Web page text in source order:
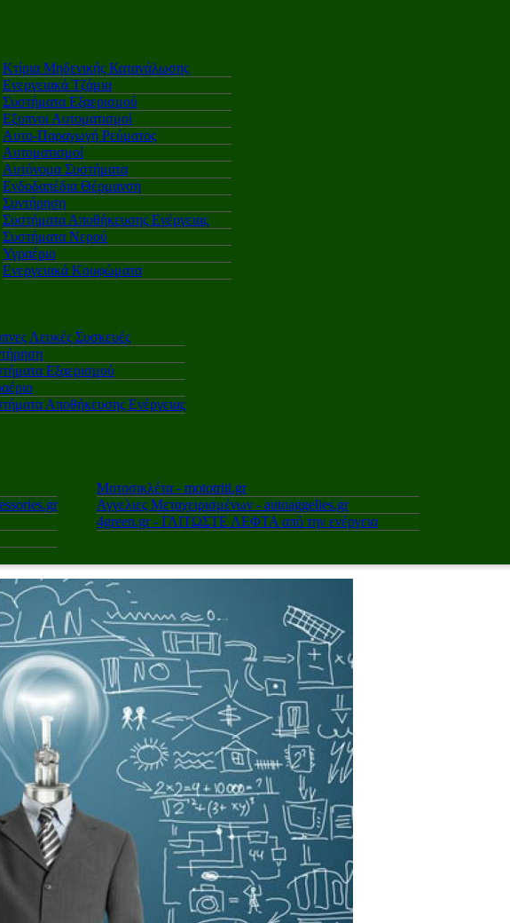
Κτίρια Μηδενικής Κατανάλωσης
Ενεργειακά Τζάμια
Συστήματα Εξαερισμού
Εξυπνοι Αυτοματισμοί
Αυτο-Παραγωγή Ρεύματος
Αυτοματισμοί
Αυτόνομα Συστήματα
Ενδοδαπέδια Θέρμανση
Συντήρηση
Συστήματα Αποθήκευσης Ενέργειας
Συστήματα Νερού
Υγραέριο
Ενεργειακά Κουφώματα
Λευκές Συσκευές
Εξαερισμού
Αποθήκευσης Ενέργειας
Μοτοσικλέτα - mototriti.gr
Αγγελιες Μεταχειρισμένων - autoaggelies.gr
4green.gr - ΓΛΙΤΩΣΤΕ ΛΕΦΤΑ από την ενέργεια